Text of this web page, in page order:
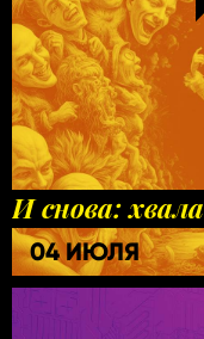
И снова:
04 ИЮЛЯ